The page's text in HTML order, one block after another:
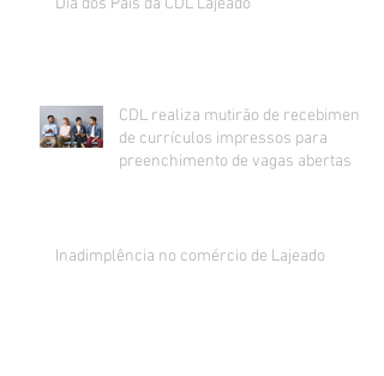
Dia dos Pais da CDL Lajeado
CDL realiza mutirão de recebimento
de currículos impressos para
preenchimento de vagas abertas
Inadimplência no comércio de Lajeado